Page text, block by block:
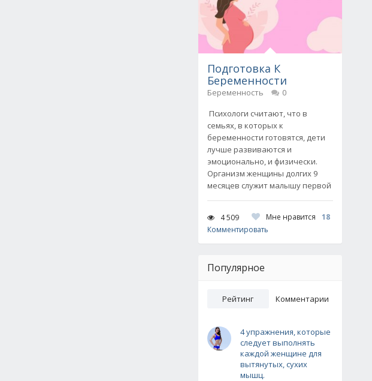
Подготовка К
Беременности
Беременность
0
Психологи считают, что в
семьях, в которых к
беременности готовятся, дети
лучше развиваются и
эмоционально, и физически.
Организм женщины долгих 9
месяцев служит малышу первой
4 509 Мне нравится
18
Комментировать
Популярное
Рейтинг Комментарии
4 упражнения, которые
следует выполнять
каждой женщине для
вытянутых, сухих
мышц.